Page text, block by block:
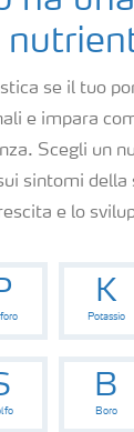
se il tuo
e impara
Scegli un
sintomi della
e lo
K
Potassio
B
Boro